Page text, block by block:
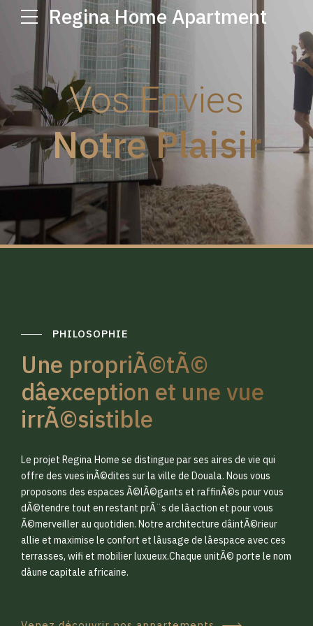
Regina Home Apartment
Vos Envies
Notre Plaisir
PHILOSOPHIE
Une propriÃ©tÃ©
dâexception et une vue
irrÃ©sistible
Le projet Regina Home se distingue par ses aires de vie qui
offre des vues inÃ©dites sur la ville de Douala. Nous vous
proposons des espaces Ã©lÃ©gants et raffinÃ©s pour vous
dÃ©tendre tout en restant prÃ¨s de lâaction et pour vous
Ã©merveiller au quotidien. Notre architecture dâintÃ©rieur
allie et maximise le confort et lâusage de lâespace avec ces
terrasses, wifi et mobilier luxueux.Chaque unitÃ© porte le nom
dâune capitale africaine.
0
1
2
3
0
1
2
3